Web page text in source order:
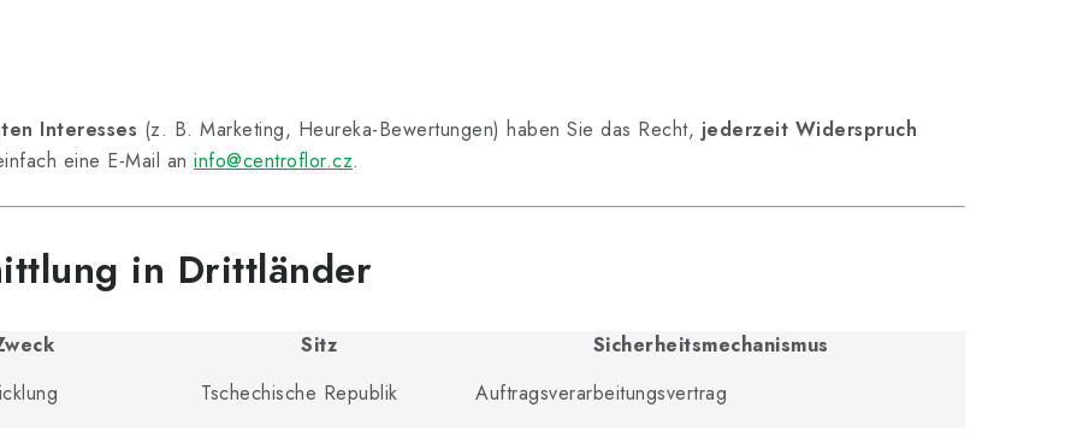
Interesses (z. B. Marketing, Heureka-Bewertungen) haben Sie das Recht, jederzeit Widerspruch
eine E-Mail an info@centroflor.cz.
in Drittländer
Sitz
Sicherheitsmechanismus
Tschechische Republik Auftragsverarbeitungsvertrag